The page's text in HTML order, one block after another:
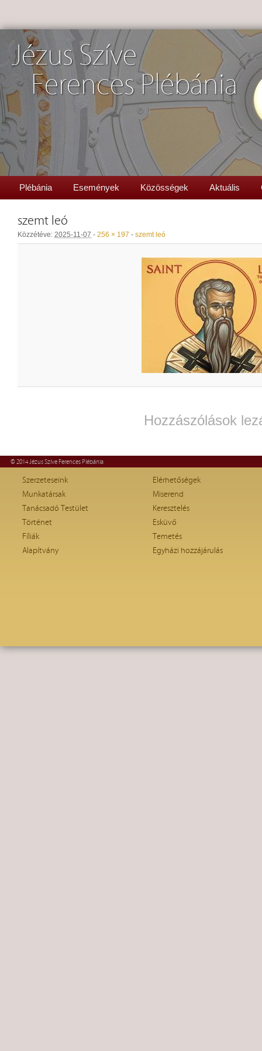
Jézus Szíve
Ferences Plébánia
Plébánia Események Közösségek Aktuális
szemt leó
Közzétéve: 2025-11-07 - 256 × 197 - szemt leó
Hozzászólások
© 2014 Jézus Szíve Ferences Plébánia
Szerzeteseink
Munkatársak
Tanácsadó Testület
Történet
Fíliák
Alapítvány
Elérhetőségek
Miserend
Keresztelés
Esküvő
Temetés
Egyházi hozzájárulás